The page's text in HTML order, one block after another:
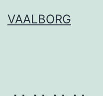
toVAALBORG